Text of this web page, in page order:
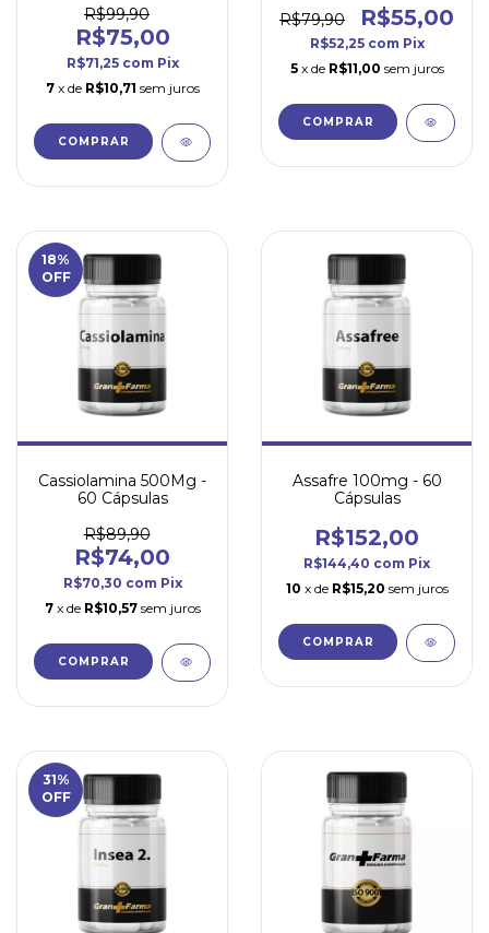
R$99,90
R$75,00
R$71,25 com Pix
7 x de R$10,71 sem juros
R$79,90 R$55,00
R$52,25 com Pix
5 x de R$11,00 sem juros
18%
OFF
Cassiolamina 500Mg -
60 Cápsulas
R$89,90
R$74,00
R$70,30 com Pix
7 x de R$10,57 sem juros
Assafre 100mg - 60
Cápsulas
R$152,00
R$144,40 com Pix
10 x de R$15,20 sem juros
31%
OFF